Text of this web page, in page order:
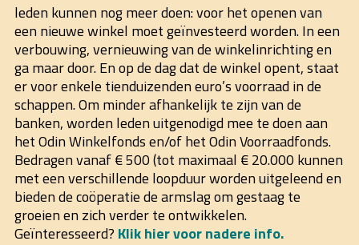
leden kunnen nog meer doen: voor het openen van
een nieuwe winkel moet geïnvesteerd worden. In een
verbouwing, vernieuwing van de winkelinrichting en
ga maar door. En op de dag dat de winkel opent, staat
er voor enkele tienduizenden euro’s voorraad in de
schappen. Om minder afhankelijk te zijn van de
banken, worden leden uitgenodigd mee te doen aan
het Odin Winkelfonds en/of het Odin Voorraadfonds.
Bedragen vanaf € 500 (tot maximaal € 20.000 kunnen
met een verschillende loopduur worden uitgeleend en
bieden de coöperatie de armslag om gestaag te
groeien en zich verder te ontwikkelen.
Geïnteresseerd? Klik hier voor nadere info.